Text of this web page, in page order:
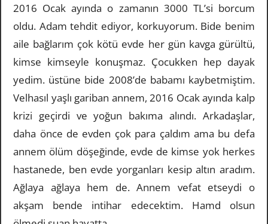
2016 Ocak ayında o zamanın 3000 TL’si borcum
oldu. Adam tehdit ediyor, korkuyorum. Bide benim
aile bağlarım çok kötü evde her gün kavga gürültü,
kimse kimseyle konuşmaz. Çocukken hep dayak
yedim. üstüne bide 2008’de babamı kaybetmiştim.
Velhasıl yaşlı gariban annem, 2016 Ocak ayında kalp
krizi geçirdi ve yoğun bakıma alındı. Arkadaşlar,
daha önce de evden çok para çaldım ama bu defa
annem ölüm döşeğinde, evde de kimse yok herkes
hastanede, ben evde yorganları kesip altın aradım.
Ağlaya ağlaya hem de. Annem vefat etseydi o
akşam bende intihar edecektim. Hamd olsun